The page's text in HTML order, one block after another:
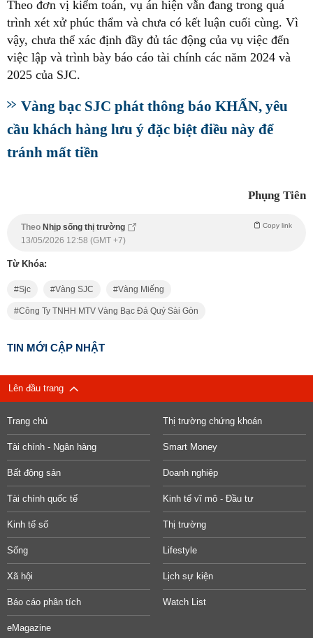
Theo đơn vị kiểm toán, vụ án hiện vẫn đang trong quá
trình xét xử phúc thẩm và chưa có kết luận cuối cùng. Vì
vậy, chưa thể xác định đầy đủ tác động của vụ việc đến
việc lập và trình bày báo cáo tài chính các năm 2024 và
2025 của SJC.
Vàng bạc SJC phát thông báo KHẨN, yêu
cầu khách hàng lưu ý đặc biệt điều này để
tránh mất tiền
Phụng Tiên
Theo Nhịp sống thị trường Copy link
13/05/2026 12:58 (GMT +7)
Từ Khóa:
Sjc Vàng SJC Vàng Miếng
Công Ty TNHH MTV Vàng Bạc Đá Quý Sài Gòn
TIN MỚI CẬP NHẬT
Lên đầu trang
Trang chủ Thị trường chứng khoán
Tài chính - Ngân hàng Smart Money
Bất động sản Doanh nghiệp
Tài chính quốc tế Kinh tế vĩ mô - Đầu tư
Kinh tế số Thị trường
Sống Lifestyle
Xã hội Lịch sự kiện
Báo cáo phân tích Watch List
eMagazine